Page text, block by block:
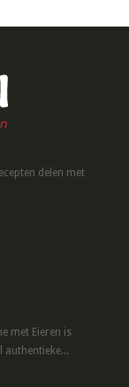
delen met
met Eieren is
authentieke...